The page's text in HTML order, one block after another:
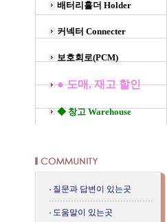
배터리홀더 Holder
커넥터 Connecter
보호회로(PCM)
● 도매, 재고 할인
◆ 창고 Warehouse
질문과 답변이 있는곳
도움말이 있는곳